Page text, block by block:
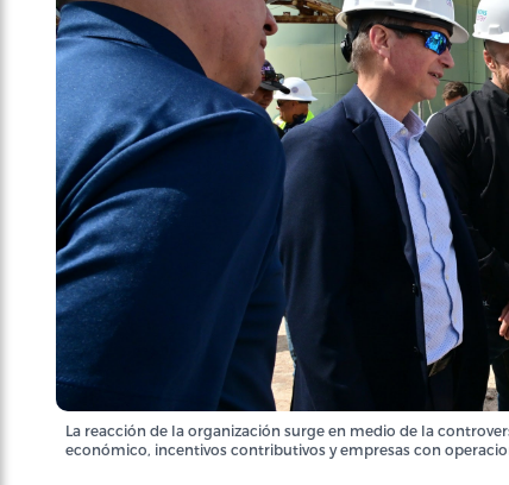
La reacción de la organización surge en medio de la
económico, incentivos contributivos y empresas con